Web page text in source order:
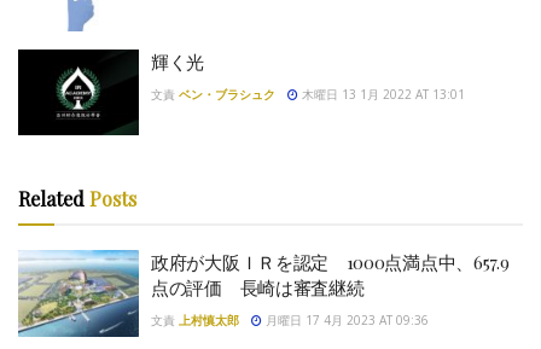
輝く光
文責 ベン・ブラシュク 木曜日 13 1月 2022 AT 13:01
Related Posts
政府が大阪ＩＲを認定 1000点満点中、657.9
点の評価 長崎は審査継続
文責 上村慎太郎 月曜日 17 4月 2023 AT 09:36